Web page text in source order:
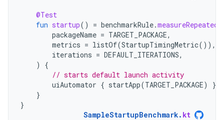
@Test
fun startup() = benchmarkRule.measureRepeated
packageName = TARGET_PACKAGE,
metrics = listOf(StartupTimingMetric()),
iterations = DEFAULT_ITERATIONS,
)
{
// starts default launch activity
uiAutomator { startApp(TARGET_PACKAGE)
}
}
}
SampleStartupBenchmark. kt